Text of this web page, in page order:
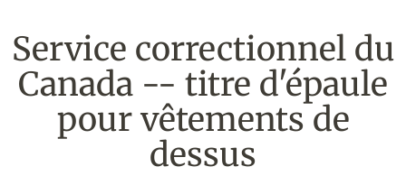
Service correctionnel du
Canada -- titre d'épaule
pour vêtements de
dessus